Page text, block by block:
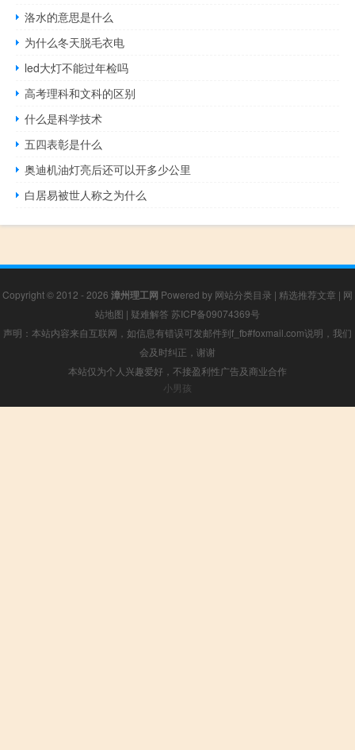
洛水的意思是什么
为什么冬天脱毛衣电
led大灯不能过年检吗
高考理科和文科的区别
什么是科学技术
五四表彰是什么
奥迪机油灯亮后还可以开多少公里
白居易被世人称之为什么
Copyright © 2012 - 2026 漳州理工网 Powered by 网站分类目录 | 精选推荐文章 | 网
站地图 | 疑难解答 苏ICP备09074369号
声明：本站内容来自互联网，如信息有错误可发邮件到f_fb#foxmail.com说明，我们
会及时纠正，谢谢
本站仅为个人兴趣爱好，不接盈利性广告及商业合作
小男孩